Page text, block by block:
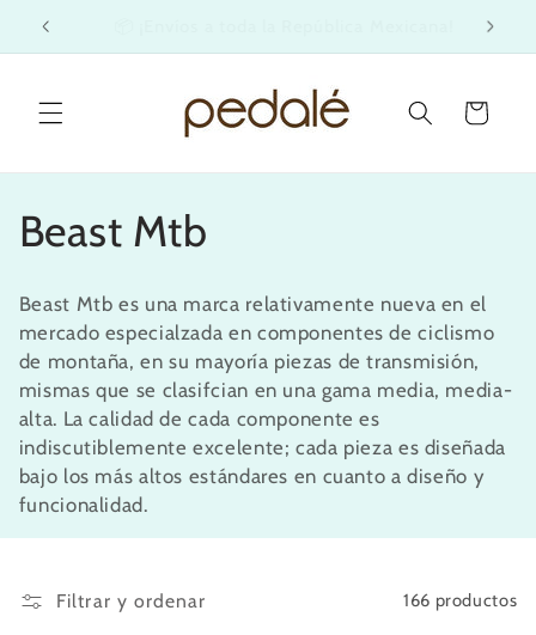
directamente
al contenido
Carrito
C
o
l
e
c
c
i
ó
Beast Mtb
Beast Mtb es una marca relativamente nueva en el
mercado especialzada en componentes de ciclismo
de montaña, en su mayoría piezas de transmisión,
mismas que se clasifcian en una gama media, media-
alta. La calidad de cada componente es
indiscutiblemente excelente; cada pieza es diseñada
bajo los más altos estándares en cuanto a diseño y
funcionalidad.
Filtrar y ordenar 166 productos